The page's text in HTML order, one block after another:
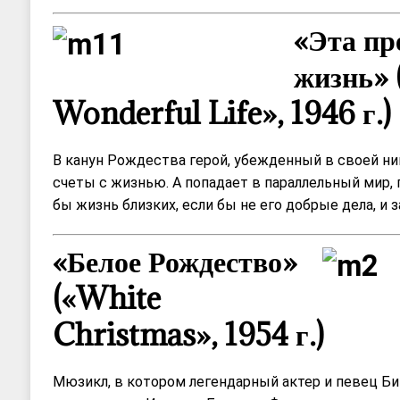
«Эта
жизнь»
Wonderful Life», 1946 г.)
В канун Рождества герой, убежденный в своей
счеты с жизнью. А попадает в параллельный мир,
бы жизнь близких, если бы не его добрые дела, и
«Белое Рождество»
(«White
Christmas», 1954 г.)
Мюзикл, в котором легендарный актер и певец